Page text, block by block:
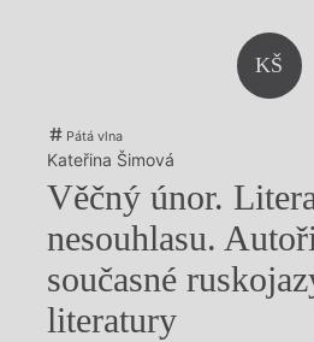
Výroční ceny
KŠ
Pátá vlna
Kateřina Šimová
Věčný únor.
nesouhlasu.
současné
literatury